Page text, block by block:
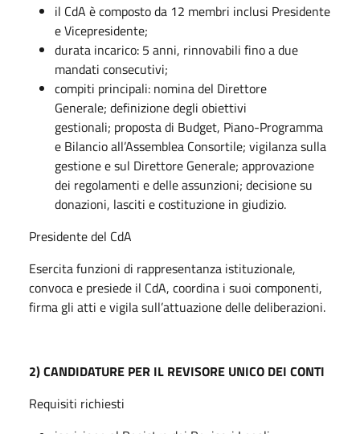
il CdA è composto da 12 membri inclusi Presidente
e Vicepresidente;
durata incarico: 5 anni, rinnovabili fino a due
mandati consecutivi;
compiti principali: nomina del Direttore
Generale; definizione degli obiettivi
gestionali; proposta di Budget, Piano-Programma
e Bilancio all’Assemblea Consortile; vigilanza sulla
gestione e sul Direttore Generale; approvazione
dei regolamenti e delle assunzioni; decisione su
donazioni, lasciti e costituzione in giudizio.
Presidente del CdA
Esercita funzioni di rappresentanza istituzionale,
convoca e presiede il CdA, coordina i suoi componenti,
firma gli atti e vigila sull’attuazione delle deliberazioni.
2) CANDIDATURE PER IL REVISORE UNICO DEI CONTI
Requisiti richiesti